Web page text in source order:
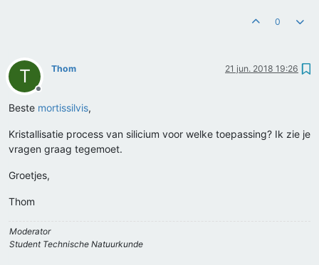
0
T
Offline
Thom 21 jun. 2018 19:26
Beste mortissilvis,
Kristallisatie process van silicium voor welke toepassing? Ik zie je
vragen graag tegemoet.
Groetjes,
Thom
Moderator
Student Technische Natuurkunde